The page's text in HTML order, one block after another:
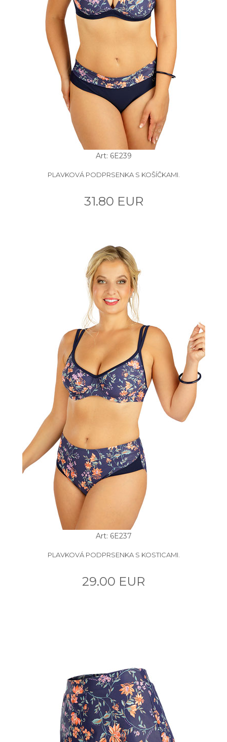
Art: 6E239
PLAVKOVÁ PODPRSENKA S KOŠÍČKAMI.
31.80 EUR
Art: 6E237
PLAVKOVÁ PODPRSENKA S KOSTICAMI.
29.00 EUR